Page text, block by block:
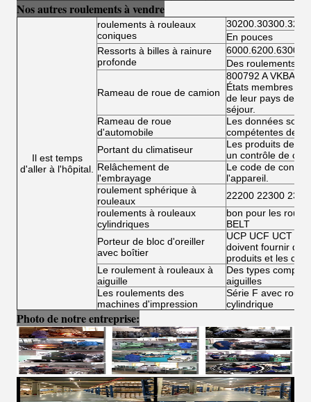
Nos autres roulements à vendre
Il est temps
d'aller à l'hôpital.
roulements à rouleaux
coniques
En pouces
Ressorts à billes à rainure
profonde
Des roulements à
Rameau de roue de camion
800792 A VKBA
États membres
de leur pays de
séjour.
Rameau de roue
d'automobile
Les données sont
compétentes de
Portant du climatiseur
Les produits de la
un contrôle de
Relâchement de
l'embrayage
Le code de
l'appareil.
roulement sphérique à
rouleaux
22200 22300
roulements à rouleaux
cylindriques
bon pour les
BELT
Porteur de bloc d'oreiller
avec boîtier
UCP UCF UCT
doivent fournir
produits et les
Le roulement à rouleaux à
aiguille
Des types
aiguilles
Les roulements des
machines d'impression
Série F avec
cylindrique
Photo de notre entreprise: